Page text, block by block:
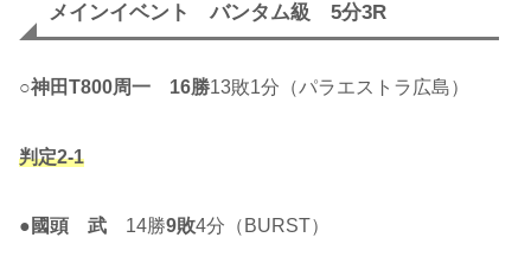
メインイベント バンタム級 5分3R
○神田T800周一 16勝13敗1分（パラエストラ広島）
判定2-1
● 國頭 武 14勝9敗4分（BURST）